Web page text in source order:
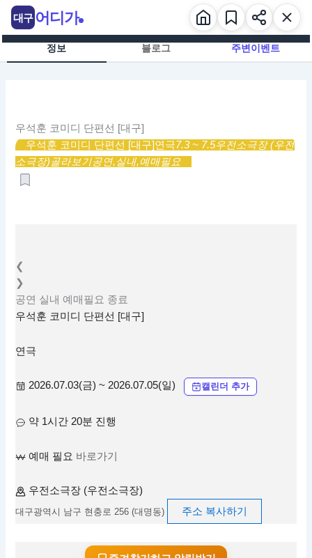
츠
정보 블로그 주변이벤트
우석훈 코미디 단편선 [대구]
우석훈 코미디 단편선 [대구]연극7.3 ~ 7.5우전소극장 (우전
소극장)골라보기공연,실내,예매필요
❮
❯
공연 실내 예매필요 종료
우석훈 코미디 단편선 [대구]
연극
2026.07.03(금) ~ 2026.07.05(일) 캘린더 추가
약 1시간 20분 진행
예매 필요 바로가기
우전소극장 (우전소극장)
대구광역시 남구 현충로 256 (대명동) 주소 복사하기
대구 어디가